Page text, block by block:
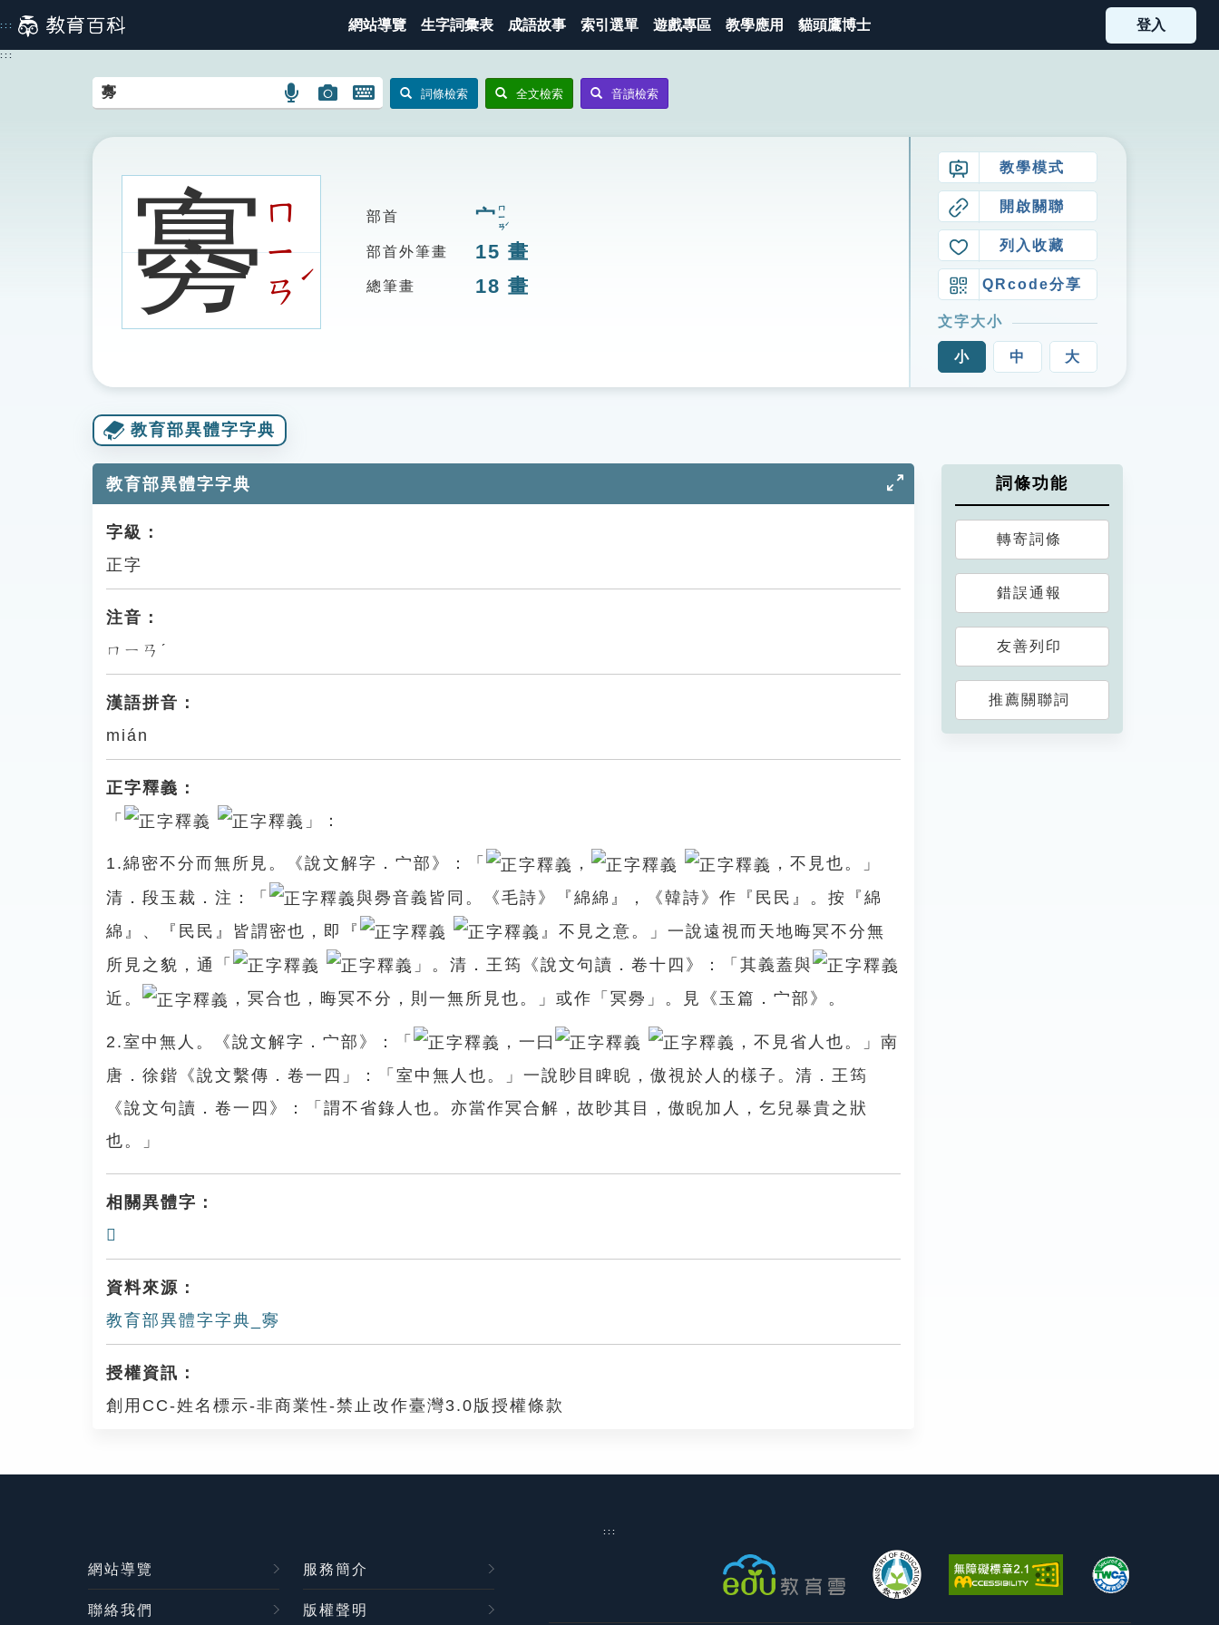
到
主
::: 網站導覽 生字詞彙表 成語故事 索引選單 遊戲專區 教學應用 貓頭鷹博士 登入
:::
語
搜
圖
示
圖
搜
開
鍵
詞條檢索 全文檢索 音讀檢索
㝰ㄇ
ㄧ
ㄢ
ˊ
部首 宀ㄇㄧㄢˊ
部首外筆畫 15 畫
總筆畫 18 畫
教學模式
開啟關聯
列入收藏
QRcode分享
文字大小
小 中 大
教育部異體字字典
教育部異體字字典
字級：
正字
注音：
ㄇㄧㄢˊ
漢語拼音：
mián
正字釋義：
「
」：
1.綿密不分而無所見。《說文解字．宀部》：「 ，
，不見也。」
清．段玉裁．注：「
與臱音義皆同。《毛詩》『綿綿』，《韓詩》作『民民』。按『綿
綿』、『民民』皆謂密也，即『
』不見之意。」一說遠視而天地晦冥不分無
所見之貌，通「
」。清．王筠《說文句讀．卷十四》：「其義蓋與
近。
，冥合也，晦冥不分，則一無所見也。」或作「冥臱」。見《玉篇．宀部》。
2.室中無人。《說文解字．宀部》：「 ，一曰
，不見省人也。」南
唐．徐鍇《說文繫傳．卷一四」：「室中無人也。」一說眇目睥睨，傲視於人的樣子。清．王筠
《說文句讀．卷一四》：「謂不省錄人也。亦當作冥合解，故眇其目，傲睨加人，乞兒暴貴之狀
也。」
相關異體字：
𡫛
資料來源：
教育部異體字字典_㝰
授權資訊：
創用CC-姓名標示-非商業性-禁止改作臺灣3.0版授權條款
詞條功能
轉寄詞條
錯誤通報
友善列印
推薦關聯詞
:::
網站導覽 服務簡介
聯絡我們 版權聲明